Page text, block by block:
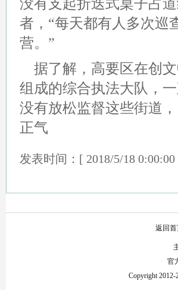
没有支起折迭式桌子占道
者，“每天都有人多次巡
营。”
据了解，高要区在创
组成的综合执法大队，
没有放松监督这些街道
正气
发表时间：[ 2018/5/18 0:00:00
返回
官
Copyright